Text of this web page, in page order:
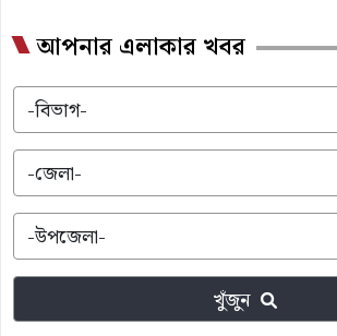
আপনার এলাকার খবর
খুঁজুন